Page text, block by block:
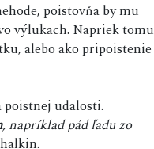
poistovňa by mu
výlukach. Napriek tomu
alebo ako pripoistenie
udalosti.
, napríklad pád ľadu zo